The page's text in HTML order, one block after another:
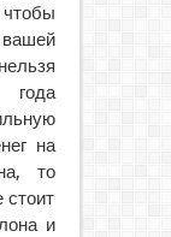
на
то
стоит
и